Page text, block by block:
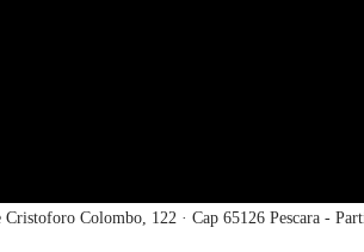
Colombo, 122 · Cap 65126 Pescara -